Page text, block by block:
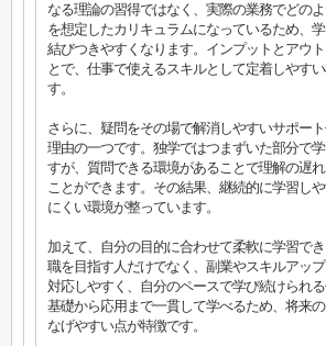
なる理論の習得ではなく、実際の業務でどの
を想定したカリキュラムになっているため、
結びつきやすくなります。インプットとアウ
とで、仕事で使えるスキルとして定着しやす
す。
さらに、疑問をその場で解消しやすいサポー
理由の一つです。独学ではつまずいた部分で
すが、質問できる環境があることで理解の遅
ことができます。その結果、継続的に学習し
にくい環境が整っています。
加えて、自分の目的に合わせて柔軟に学習で
職を目指す人だけでなく、副業やスキルアッ
対応しやすく、自分のペースで学び続けられる
基礎から応用まで一貫して学べるため、将来
なげやすい点が特徴です。